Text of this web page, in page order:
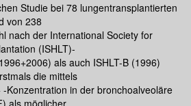
Studie bei 78 lungentransplantierten
von 238
nach der International Society for
(ISHLT)-
als auch ISHLT-B (1996)
die mittels
-Konzentration in der bronchoalveoläre
als möglicher